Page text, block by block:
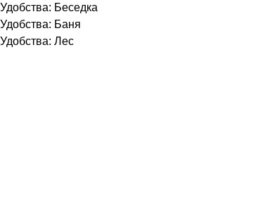
Удобства: Беседка
Удобства: Баня
Удобства: Лес